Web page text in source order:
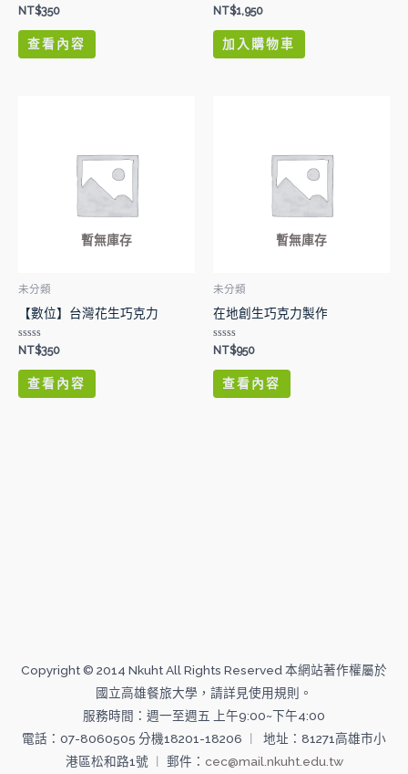
評
0
滿
分
5
NT$350
查看內容
評
0
滿
分
5
NT$1,950
加入購物車
暫無庫存
未分類
【數位】台灣花生巧克力
評
0
滿
分
5
NT$350
查看內容
暫無庫存
未分類
在地創生巧克力製作
評
0
滿
分
5
NT$950
查看內容
Copyright © 2014 Nkuht All Rights Reserved 本網站著作權屬於
國立高雄餐旅大學，請詳見使用規則。
服務時間：週一至週五 上午9:00~下午4:00
電話：07-8060505 分機18201-18206 ︱ 地址：81271高雄市小
港區松和路1號 ︱ 郵件： cec@mail.nkuht.edu.tw